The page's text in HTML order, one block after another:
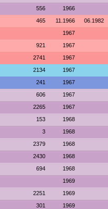
556 1966
465 11.1966 06.1982
1967
921 1967
2741 1967
2134 1967
241 1967
606 1967
2265 1967
153 1968
3 1968
2379 1968
2430 1968
694 1968
1969
2251 1969
301 1969